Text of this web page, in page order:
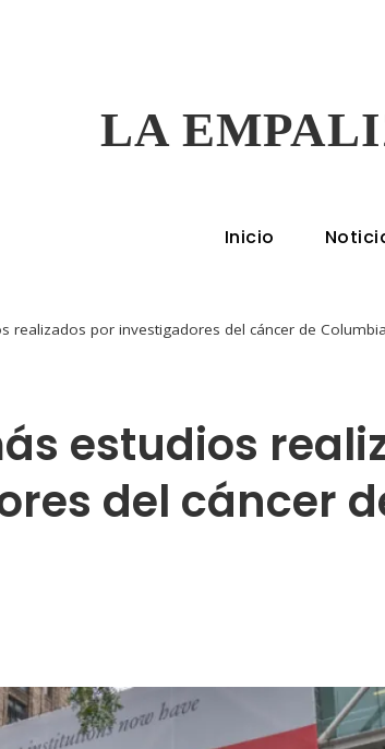
LA
Inicio
realizados por investigadores del cáncer de Columbia
estudios
del cáncer